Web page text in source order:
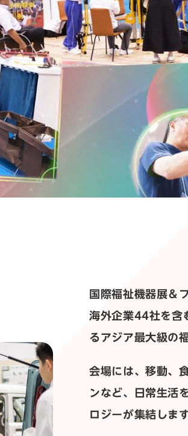
国際福祉機器展＆
海外企業44社を含
るアジア最大級の
会場には、移動、
ンなど、日常生活
ロジーが集結しま